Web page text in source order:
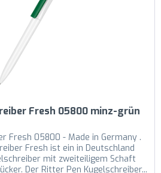
Fresh 05800 minz-grün
Fresh 05800 - Made in Germany .
Fresh ist ein in Deutschland
mit zweiteiligem Schaft
Der Ritter Pen Kugelschreiber...